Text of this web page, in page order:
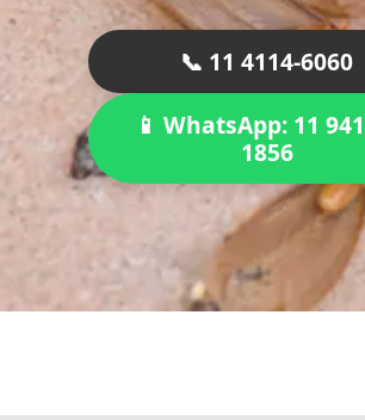
📞 11 4114-6060
📱 WhatsApp: 11
1856